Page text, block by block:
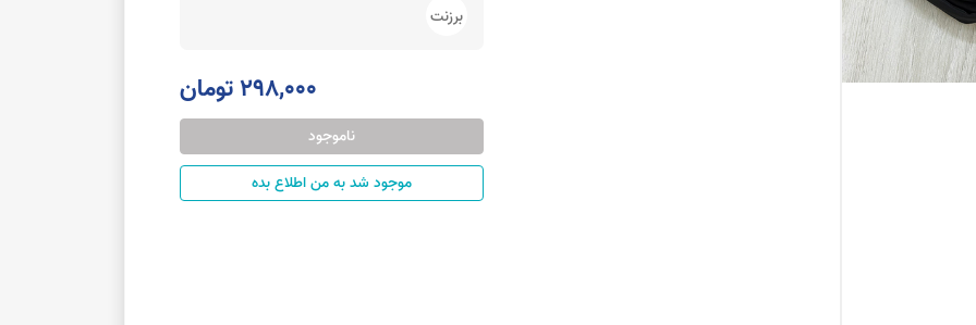
برزنت
298,000 تومان
ناموجود
موجود شد به من اطلاع بده